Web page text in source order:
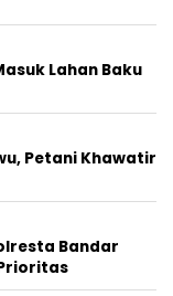
Lahan Baku
Petani Khawatir
Bandar